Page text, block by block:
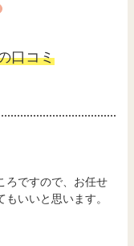
口コミ
ろですので、お任せ
いいと思います。